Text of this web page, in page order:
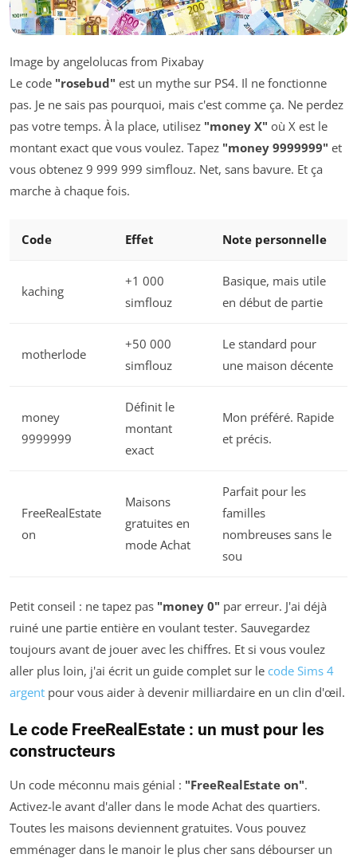
Image by angelolucas from Pixabay
Le code "rosebud" est un mythe sur PS4. Il ne fonctionne
pas. Je ne sais pas pourquoi, mais c'est comme ça. Ne perdez
pas votre temps. À la place, utilisez "money X" où X est le
montant exact que vous voulez. Tapez "money 9999999" et
vous obtenez 9 999 999 simflouz. Net, sans bavure. Et ça
marche à chaque fois.
Code Effet Note personnelle
kaching
+1 000
simflouz
Basique, mais utile
en début de partie
motherlode
+50 000
simflouz
Le standard pour
une maison décente
money
9999999
Définit le
montant
exact
Mon préféré. Rapide
et précis.
FreeRealEstate
on
Maisons
gratuites en
mode Achat
Parfait pour les
familles
nombreuses sans le
sou
Petit conseil : ne tapez pas "money 0" par erreur. J'ai déjà
ruiné une partie entière en voulant tester. Sauvegardez
toujours avant de jouer avec les chiffres. Et si vous voulez
aller plus loin, j'ai écrit un guide complet sur le code Sims 4
argent pour vous aider à devenir milliardaire en un clin d'œil.
Le code FreeRealEstate : un must pour les
constructeurs
Un code méconnu mais génial : "FreeRealEstate on".
Activez-le avant d'aller dans le mode Achat des quartiers.
Toutes les maisons deviennent gratuites. Vous pouvez
emménager dans le manoir le plus cher sans débourser un